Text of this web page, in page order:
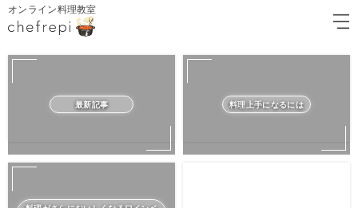
オンライン料理教室
最新記事 料理上手になるには